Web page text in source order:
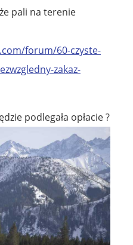
pali na terenie
forum/60-czyste-
zakaz-
podlegała opłacie ?